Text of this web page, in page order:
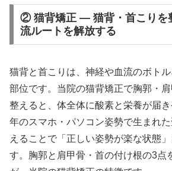
② 猫背矯正 — 猫背・首こりを
流ルートを解放する
猫背と首こりは、神経や血流のボト
部位です。当院の猫背矯正で胸郭・
整えると、体全体に酸素と栄養が届
年のスマホ・パソコン姿勢で生まれ
えることで「正しい姿勢が楽な状態
す。胸郭と肩甲骨・首の付け根の3点